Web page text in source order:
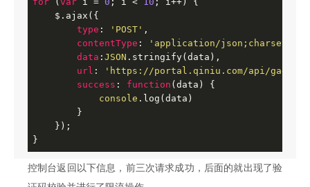
    $.ajax({
type : 'POST' ,
contentType :
'application/
data : JSON .stringify(data),
url :
'https://portal.qiniu.com/api/gaea/
success : function ( data ) {
console .log(data)
        }
    });
}
控制台返回以下信息，前三次请求成功，后面的就出现了验